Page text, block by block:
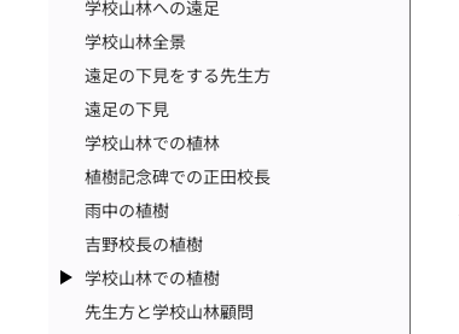
学校山林への遠足
学校山林全景
遠足の下見をする先生方
遠足の下見
学校山林での植林
植樹記念碑での正田校長
雨中の植樹
吉野校長の植樹
学校山林での植樹
先生方と学校山林顧問